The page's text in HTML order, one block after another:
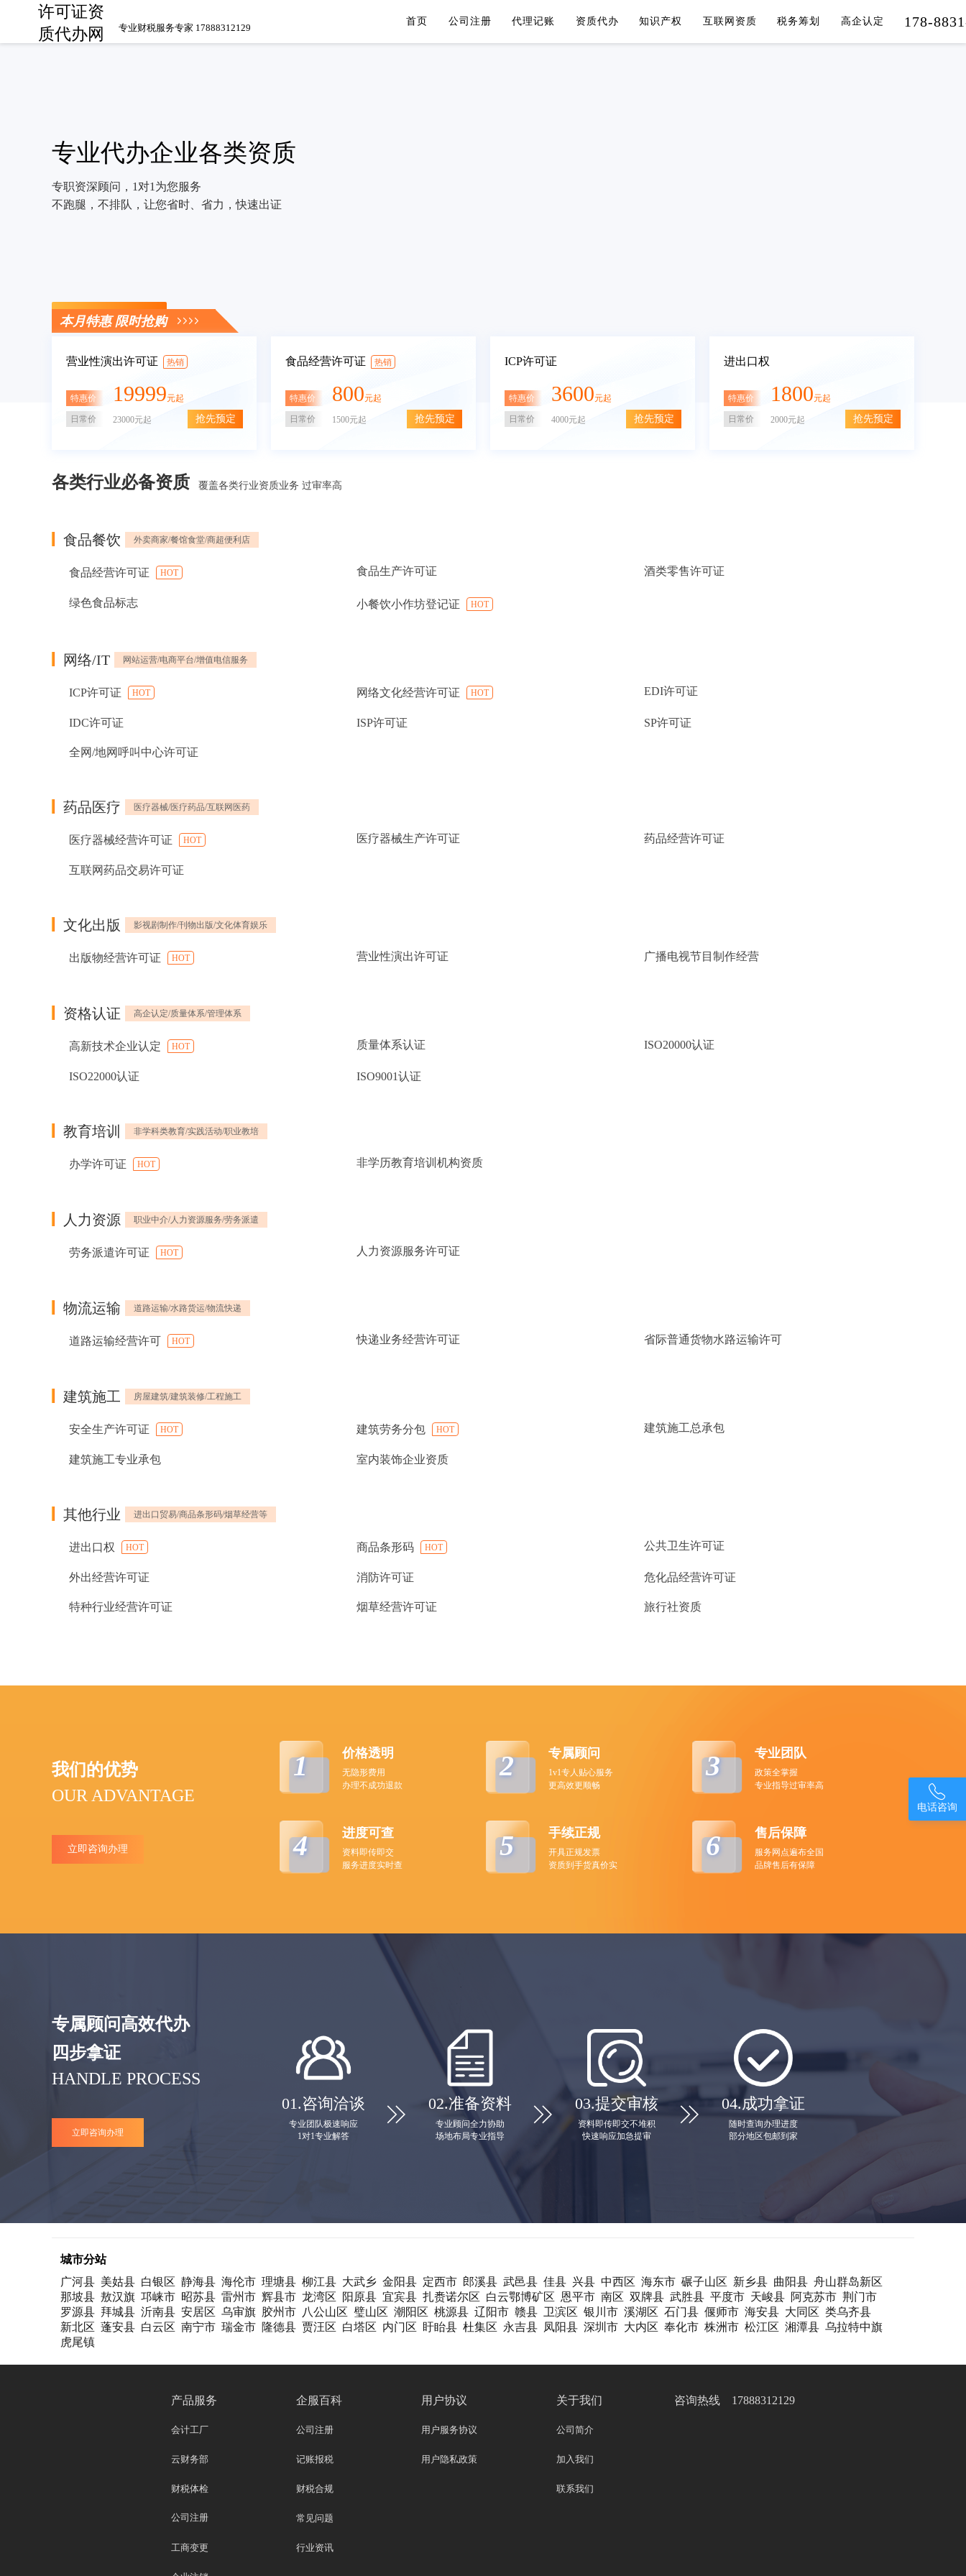
许可证资
质代办网
专业财税服务专家 17888312129
首页 公司注册 代理记账 资质代办 知识产权 互联网资质 税务筹划 高企认定 178-
专业代办企业各类资质
专职资深顾问，1对1为您服务
不跑腿，不排队，让您省时、省力，快速出证
立即咨询
本月特惠 限时抢购
营业性演出许可证 热销
特惠价 19999元起
日常价 23000元起 抢先预定
食品经营许可证 热销
特惠价 800元起
日常价 1500元起 抢先预定
ICP许可证
特惠价 3600元起
日常价 4000元起 抢先预定
进出口权
特惠价 1800元起
日常价 2000元起 抢先预定
各类行业必备资质 覆盖各类行业资质业务 过审率高
食品餐饮 外卖商家/餐馆食堂/商超便利店
食品经营许可证 HOT 食品生产许可证 酒类零售许可证
绿色食品标志 小餐饮小作坊登记证 HOT
网络/IT 网站运营/电商平台/增值电信服务
ICP许可证 HOT 网络文化经营许可证 HOT EDI许可证
IDC许可证 ISP许可证 SP许可证
全网/地网呼叫中心许可证
药品医疗 医疗器械/医疗药品/互联网医药
医疗器械经营许可证 HOT 医疗器械生产许可证 药品经营许可证
互联网药品交易许可证
文化出版 影视剧制作/刊物出版/文化体育娱乐
出版物经营许可证 HOT 营业性演出许可证 广播电视节目制作经营
资格认证 高企认定/质量体系/管理体系
高新技术企业认定 HOT 质量体系认证 ISO20000认证
ISO22000认证 ISO9001认证
教育培训 非学科类教育/实践活动/职业教培
办学许可证 HOT 非学历教育培训机构资质
人力资源 职业中介/人力资源服务/劳务派遣
劳务派遣许可证 HOT 人力资源服务许可证
物流运输 道路运输/水路货运/物流快递
道路运输经营许可 HOT 快递业务经营许可证 省际普通货物水路运输许可
建筑施工 房屋建筑/建筑装修/工程施工
安全生产许可证 HOT 建筑劳务分包 HOT 建筑施工总承包
建筑施工专业承包 室内装饰企业资质
其他行业 进出口贸易/商品条形码/烟草经营等
进出口权 HOT 商品条形码 HOT 公共卫生许可证
外出经营许可证 消防许可证 危化品经营许可证
特种行业经营许可证 烟草经营许可证 旅行社资质
我们的优势
OUR ADVANTAGE
立即咨询办理
1 价格透明
无隐形费用
办理不成功退款
2 专属顾问
1v1专人贴心服务
更高效更顺畅
3 专业团队
政策全掌握
专业指导过审率高
4 进度可查
资料即传即交
服务进度实时查
5 手续正规
开具正规发票
资质到手货真价实
6 售后保障
服务网点遍布全国
品牌售后有保障
专属顾问高效代办
四步拿证
HANDLE PROCESS
立即咨询办理
01.咨询洽谈
专业团队极速响应
1对1专业解答
 02.准备资料
专业顾问全力协助
场地布局专业指导
 03.提交审核
资料即传即交不堆积
快速响应加急提审
 04.成功拿证
随时查询办理进度
部分地区包邮到家
城市分站
广河县 美姑县 白银区 静海县 海伦市 理塘县 柳江县 大武乡 金阳县 定西市 郎溪县 武邑县 佳县 兴县 中西区 海东市 碾子山区 新乡县 曲阳县 舟山群岛新区
那坡县 敖汉旗 邛崃市 昭苏县 雷州市 辉县市 龙湾区 阳原县 宜宾县 扎赉诺尔区 白云鄂博矿区 恩平市 南区 双牌县 武胜县 平度市 天峻县 阿克苏市 荆门市
罗源县 拜城县 沂南县 安居区 乌审旗 胶州市 八公山区 璧山区 潮阳区 桃源县 辽阳市 赣县 卫滨区 银川市 溪湖区 石门县 偃师市 海安县 大同区 类乌齐县
新北区 蓬安县 白云区 南宁市 瑞金市 隆德县 贾汪区 白塔区 内门区 盱眙县 杜集区 永吉县 凤阳县 深圳市 大内区 奉化市 株洲市 松江区 湘潭县 乌拉特中旗
虎尾镇
产品服务
会计工厂
云财务部
财税体检
公司注册
工商变更
企服百科
公司注册
记账报税
财税合规
常见问题
行业资讯
用户协议
用户服务协议
用户隐私政策
关于我们
公司简介
加入我们
联系我们
咨询热线 17888312129

电话咨询